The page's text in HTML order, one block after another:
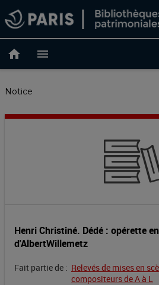
au
contenu
home menu
Notice
opérette
en
Henri Christiné. Dédé : opérette
d'AlbertWillemetz
Fait partie de : Relevés de mises en
compositeurs de A à L